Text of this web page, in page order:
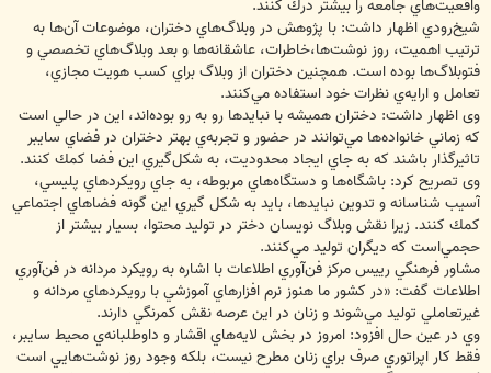
واقعيت‌هاي جامعه را بيشتر درك كنند.
شيخ‌رودي اظهار داشت: با پژوهش در وبلاگ‌هاي دختران، موضوعات آن‌ها به
ترتيب اهميت، روز نوشت‌ها،‌خاطرات، عاشقانه‌ها و بعد وبلاگ‌هاي تخصصي و
فتوبلاگ‌ها بوده است. همچنين دختران از وبلاگ براي كسب هويت مجازي،
تعامل و ارايه‌ي نظرات خود استفاده مي‌كنند.
وی اظهار داشت: دختران هميشه با نبايد‌ها رو به رو بوده‌اند، اين در حالي است
كه زماني خانواده‌ها مي‌توانند در حضور و تجربه‌ي بهتر دختران در فضاي سايبر
تاثيرگذار باشند كه به جاي ايجاد محدوديت، به شكل‌گيري اين فضا كمك كنند.
وی تصریح کرد: باشگاه‌ها و دستگاه‌هاي مربوطه، به جاي رويكردهاي پليسي،
آسيب شناسانه و تدوين نبايدها، باید به شكل گيري اين گونه فضاهاي اجتماعي
كمك كنند. زيرا نقش وبلاگ نويسان دختر در توليد محتوا، بسيار بيشتر از
حجمي‌است كه ديگران توليد مي‌كنند.
مشاور فرهنگي رييس مركز فن‌آوري اطلاعات با اشاره به رويكرد مردانه در فن‌آوري
اطلاعات گفت: «در كشور ما هنوز نرم افزارهاي آموزشي با رويكردهاي مردانه و
غيرتعاملي توليد مي‌شوند و زنان در اين عرصه نقش كمرنگي دارند.
وي در عين حال افزود: امروز در بخش لايه‌هاي اقشار و داوطلبانه‌ي محيط سايبر،
فقط كار اپراتوري صرف براي زنان مطرح نيست، بلكه وجود روز نوشت‌هايي است